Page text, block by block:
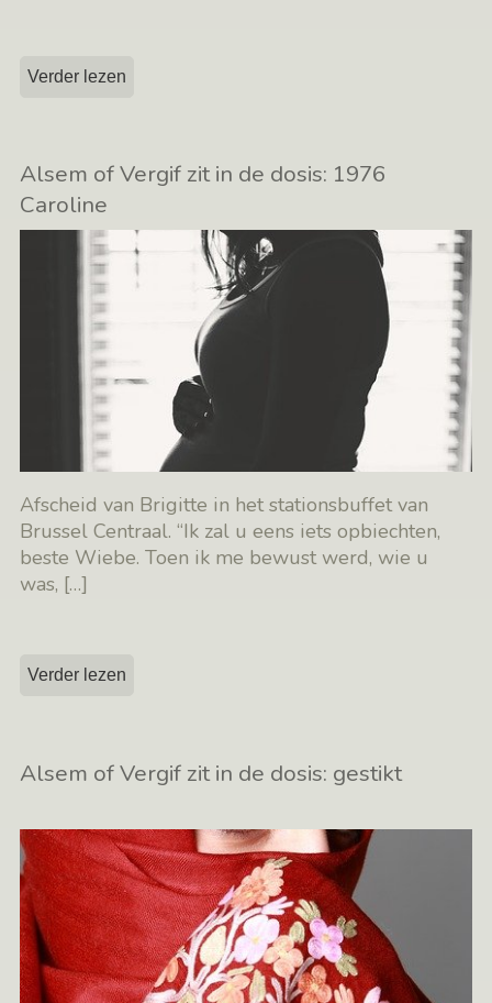
Verder lezen
Alsem of Vergif zit in de dosis: 1976
Caroline
Afscheid van Brigitte in het stationsbuffet van
Brussel Centraal. “Ik zal u eens iets opbiechten,
beste Wiebe. Toen ik me bewust werd, wie u
was, […]
Verder lezen
Alsem of Vergif zit in de dosis: gestikt